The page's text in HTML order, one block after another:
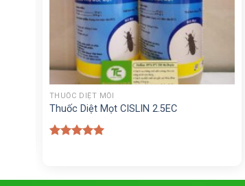
+
THUỐC DIỆT MỐI
Thuốc Diệt Mọt CISLIN 2.5EC